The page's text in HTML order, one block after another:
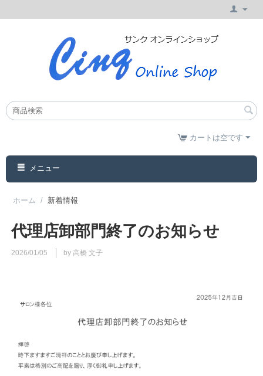
カートは空です
メニュー
ホーム / 新着情報
代理店卸部門終了のお知らせ
2026/01/05 by 高橋 文子